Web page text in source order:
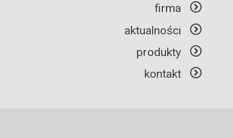
firma
aktualności
produkty
kontakt